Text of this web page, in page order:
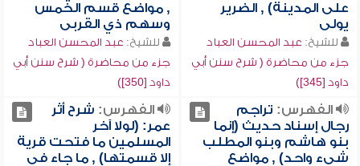
على المدينة) , الضرير
يولى
للشيخ: عبد المحسن العباد
جزء من محاضرة ( شرح سنن أبي
داود [345])
, مواضع قسم الخمس
وسهم ذي القربى
للشيخ: عبد المحسن العباد
جزء من محاضرة ( شرح سنن أبي
داود [350])
الفهرس: تراجم
رجال إسناد حديث (إنما
بنو هاشم وبنو المطلب
شيء واحد) , مواضع
الفهرس: شرح أثر
عمر: (لولا آخر
المسلمين ما فتحت قرية
إلا قسمتها) , ما جاء في